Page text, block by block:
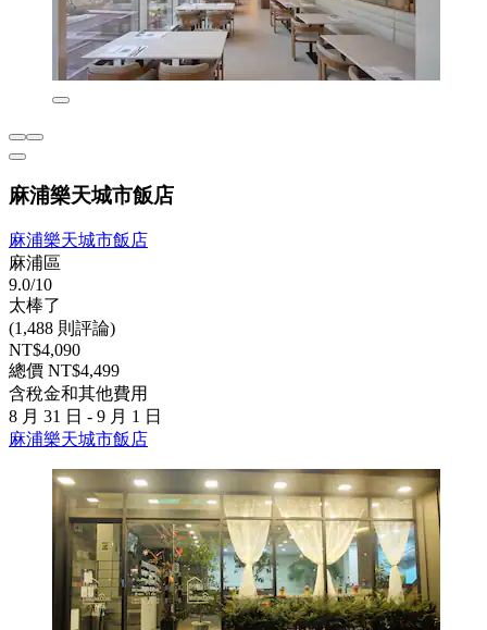
麻浦樂天城市飯店
麻浦樂天城市飯店
麻浦區
9.0/10
太棒了
(1,488 則評論)
NT$4,090
總價 NT$4,499
含稅金和其他費用
8 月 31 日 - 9 月 1 日
麻浦樂天城市飯店